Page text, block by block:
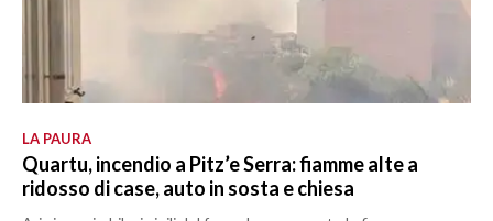
LA PAURA
Quartu, incendio a Pitz’e Serra: fiamme alte a
ridosso di case, auto in sosta e chiesa